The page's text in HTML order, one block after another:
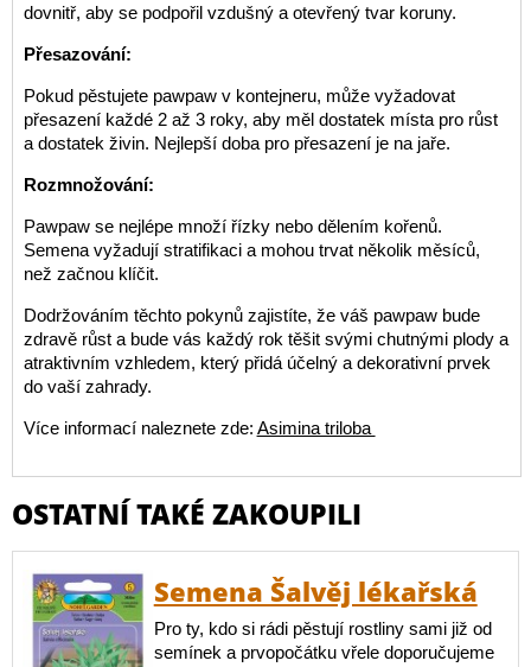
dovnitř, aby se podpořil vzdušný a otevřený tvar koruny.
Přesazování:
Pokud pěstujete pawpaw v kontejneru, může vyžadovat
přesazení každé 2 až 3 roky, aby měl dostatek místa pro růst
a dostatek živin. Nejlepší doba pro přesazení je na jaře.
Rozmnožování:
Pawpaw se nejlépe množí řízky nebo dělením kořenů.
Semena vyžadují stratifikaci a mohou trvat několik měsíců,
než začnou klíčit.
Dodržováním těchto pokynů zajistíte, že váš pawpaw bude
zdravě růst a bude vás každý rok těšit svými chutnými plody a
atraktivním vzhledem, který přidá účelný a dekorativní prvek
do vaší zahrady.
Více informací naleznete zde: Asimina triloba
OSTATNÍ TAKÉ ZAKOUPILI
Semena Šalvěj lékařská
Pro ty, kdo si rádi pěstují rostliny sami již od
semínek a prvopočátku vřele doporučujeme